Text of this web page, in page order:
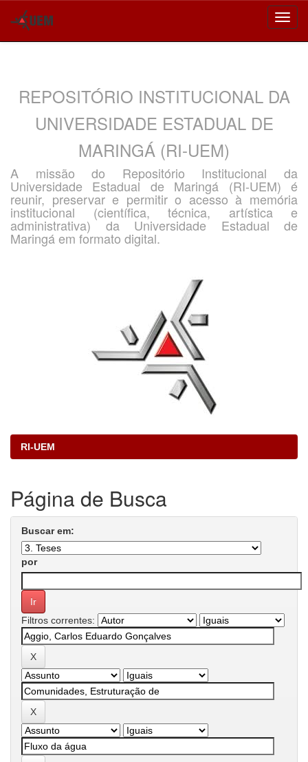
REPOSITÓRIO INSTITUCIONAL DA
UNIVERSIDADE ESTADUAL DE
MARINGÁ (RI-UEM)
A missão do Repositório Institucional da
Universidade Estadual de Maringá (RI-UEM) é
reunir, preservar e permitir o acesso à memória
institucional (científica, técnica, artística e
administrativa) da Universidade Estadual de
Maringá em formato digital.
RI-UEM
Página de Busca
Buscar em:
por
Filtros correntes: